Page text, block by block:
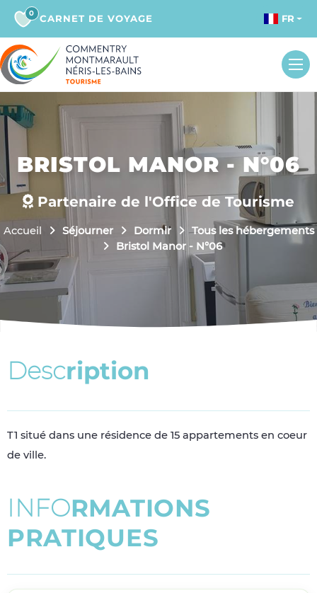
0 CARNET DE VOYAGE FR
BRISTOL MANOR - N°06
Partenaire de l'Office de Tourisme
Accueil Séjourner Dormir
Tous les hébergements
Bristol Manor - N°06
Description
T1 situé dans une résidence de 15 appartements en coeur
de ville.
INFORMATIONS
PRATIQUES